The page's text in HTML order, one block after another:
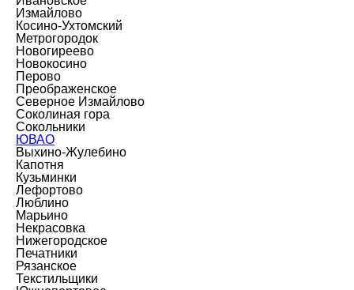
Измайлово
Косино-Ухтомский
Метрогородок
Новогиреево
Новокосино
Перово
Преображенское
Северное Измайлово
Соколиная гора
Сокольники
ЮВАО
Выхино-Жулебино
Капотня
Кузьминки
Лефортово
Люблино
Марьино
Некрасовка
Нижегородское
Печатники
Рязанское
Текстильщики